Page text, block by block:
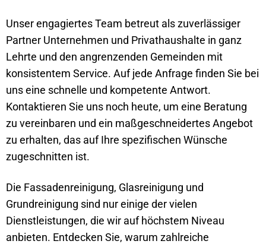
Unser engagiertes Team betreut als zuverlässiger
Partner Unternehmen und Privathaushalte in ganz
Lehrte und den angrenzenden Gemeinden mit
konsistentem Service. Auf jede Anfrage finden Sie bei
uns eine schnelle und kompetente Antwort.
Kontaktieren Sie uns noch heute, um eine Beratung
zu vereinbaren und ein maßgeschneidertes Angebot
zu erhalten, das auf Ihre spezifischen Wünsche
zugeschnitten ist.
Die Fassadenreinigung, Glasreinigung und
Grundreinigung sind nur einige der vielen
Dienstleistungen, die wir auf höchstem Niveau
anbieten. Entdecken Sie, warum zahlreiche